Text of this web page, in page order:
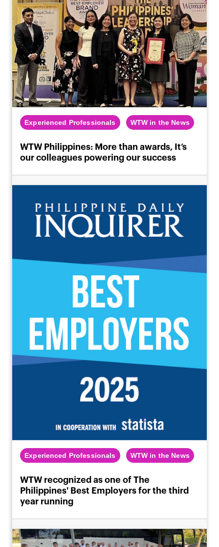
Experienced Professionals WTW in the News
WTW Philippines: More than awards, It’s
our colleagues powering our success
Experienced Professionals WTW in the News
WTW recognized as one of The
Philippines' Best Employers for the third
year running